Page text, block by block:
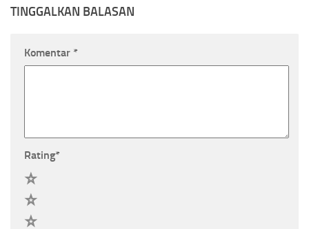
TINGGALKAN BALASAN
Komentar *
Rating*